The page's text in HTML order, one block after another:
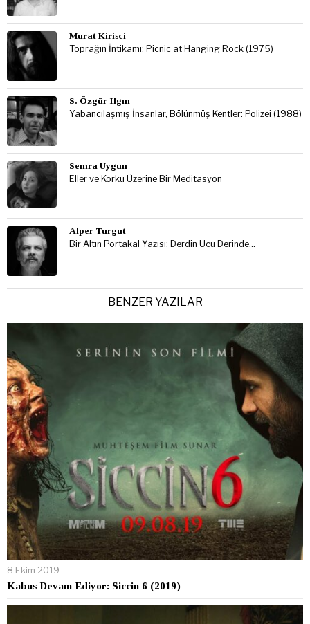
Murat Kirisci
Toprağın İntikamı: Picnic at Hanging Rock (1975)
S. Özgür Ilgın
Yabancılaşmış İnsanlar, Bölünmüş Kentler: Polizei (1988)
Semra Uygun
Eller ve Korku Üzerine Bir Meditasyon
Alper Turgut
Bir Altın Portakal Yazısı: Derdin Ucu Derinde…
BENZER YAZILAR
8 Ekim 2019
Kabus Devam Ediyor: Siccin 6 (2019)